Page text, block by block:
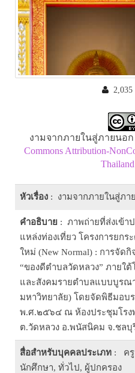
งามจากภายในสู่ภายนอก
Commons Attribution-
หัวเรื่อง : งามจากภายในสู่ภา
คำอธิบาย : ภาพถ่ายที่ส่งเข้า
แหล่งท่องเที่ยว โครงการยก
ใหม่ (New Normal) : การจัด
“ของดีตำบลวัดหลวง” ภายใต้
และสังคมรายตำบลแบบบูรณ
มหาวิทยาลัย) โดยจัดพิธีมอบ
พ.ศ.๒๕๖๔ ณ ห้องประชุมโรง
ต.วัดหลวง อ.พนัสนิคม จ.ชลบุ
สื่อสำหรับบุคคลประเภท : ครู
นักศึกษา, ทั่วไป, ผู้ปกครอง